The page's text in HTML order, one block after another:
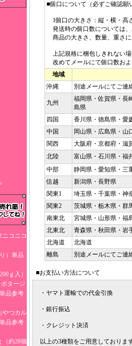
コニコ
）単品
ｇ入）
タージ
品参考
やつカル
品参考
（約28個
■個口について（必ずご確認願
1個口の大きさ：縦・横・高
発送時の個口数については
商品の大きさ、数量、重さ
上記規格に梱包しきれない
改めてメールにて個口数お
地域
沖縄
別途メールにてご連
九州
福岡県・佐賀県・長
島県
四国
香川県・徳島県・愛
中国
岡山県・広島県・山
関西
大阪府・京都府・滋
北陸
富山県・石川県・福
中部
静岡県・愛知県・三
信越
新潟県・長野県
関東1
埼玉県・千葉県・神
関東2
茨城県・栃木県・群
南東北
宮城県・山形県・福
北東北
青森県・秋田県・岩
北海道
北海道
離島
別途メールにてご連
■お支払い方法について
・ヤマト運輸での代金引換
・銀行振込
・クレジット決済
以上の3種類をご用意しておりま